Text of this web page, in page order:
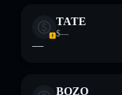
TATE
$—
—
BOZO